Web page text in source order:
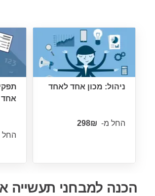
ניהול: מכון אחד לאחד
החל מ-
החל
הכנה למבחני תעשייה